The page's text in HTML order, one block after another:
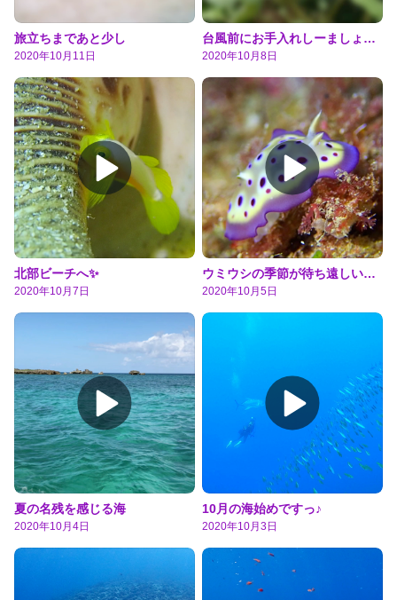
旅立ちまであと少し
2020年10月11日
台風前にお手入れしーましょー！
2020年10月8日
北部ビーチへ✨
2020年10月7日
ウミウシの季節が待ち遠しいねー！
2020年10月5日
夏の名残を感じる海
2020年10月4日
10月の海始めですっ♪
2020年10月3日